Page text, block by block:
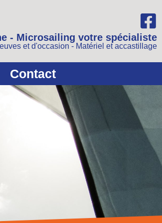
- Microsailing votre spécialiste
et d'occasion - Matériel et accastillage
Contact